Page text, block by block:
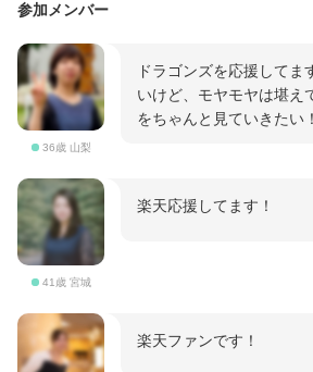
参加メンバー
36歳 山梨
ドラゴンズを応援してま
いけど、モヤモヤは堪え
をちゃんと見ていきたい！
41歳 宮城
楽天応援してます！
楽天ファンです！